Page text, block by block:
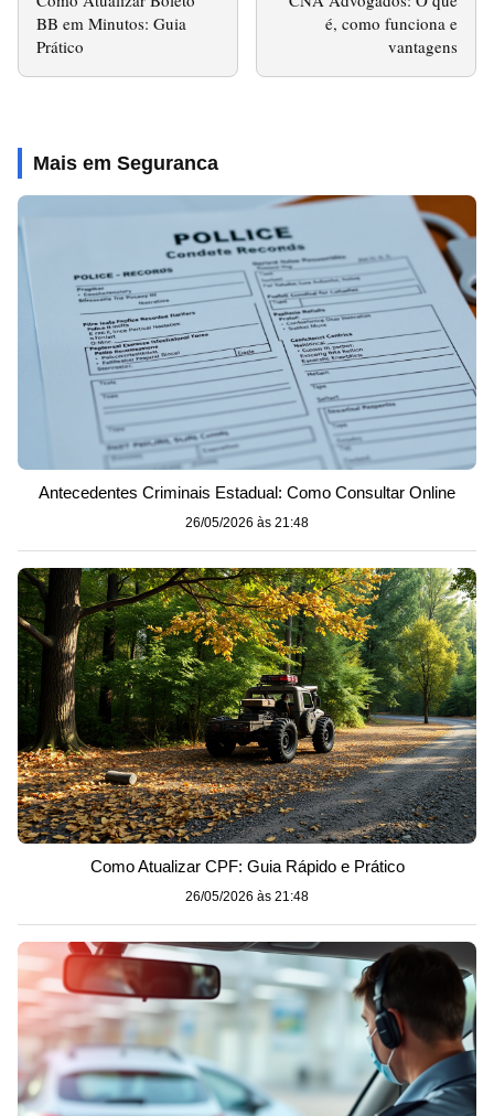
BB em Minutos: Guia
Prático
é, como funciona e
vantagens
Mais em Seguranca
Antecedentes Criminais Estadual: Como Consultar Online
26/05/2026 às 21:48
Como Atualizar CPF: Guia Rápido e Prático
26/05/2026 às 21:48